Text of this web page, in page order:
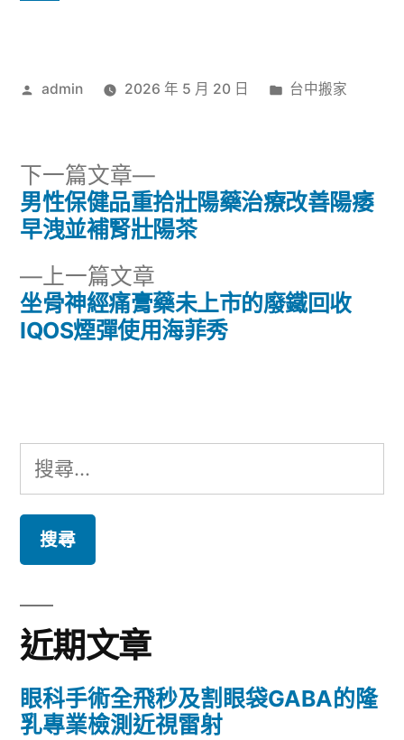
作
admin 2026 年 5 月 20 日
分
台中搬家
文
導
覽
上一篇文章
一
篇
坐骨神經痛膏藥未上市的廢鐵回收
IQOS煙彈使用海菲秀
下一篇文章
下
一
篇
男性保健品重拾壯陽藥治療改善陽痿
早洩並補腎壯陽茶
搜
尋
鍵
字:
近期文章
眼科手術全飛秒及割眼袋GABA的隆
乳專業檢測近視雷射